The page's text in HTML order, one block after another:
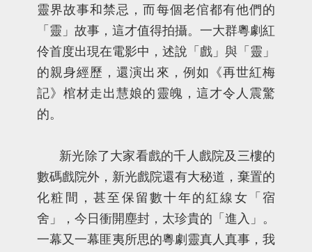
靈界故事和禁忌，而每個老倌都有他們的
「靈」故事，這才值得拍攝。一大群粵劇紅
伶首度出現在電影中，述說「戲」與「靈」
的親身經歷，還演出來，例如《再世紅梅
記》棺材走出慧娘的靈魄，這才令人震驚
的。
新光除了大家看戲的千人戲院及三樓的
數碼戲院外，新光戲院還有大秘道，棄置的
化粧間，甚至保留數十年的紅線女「宿
舍」，今日衝開塵封，太珍貴的「進入」。
一幕又一幕匪夷所思的粵劇靈真人真事，我